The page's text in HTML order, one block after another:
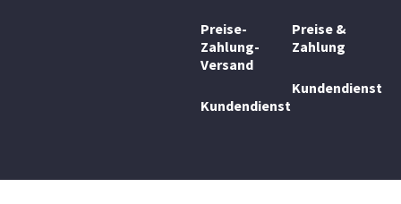
Preise-
Zahlung-
Versand
Kundendienst
Preise &
Zahlung
Kundendienst